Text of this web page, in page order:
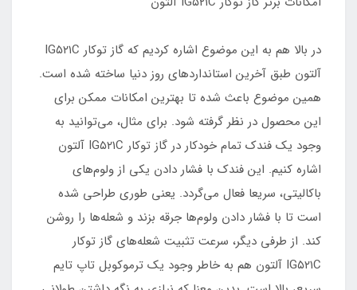
در بالا هم به این موضوع اشاره کردیم که گاز توکار IG۵۲۱C
آلتون طبق آخرین استانداردهای روز دنیا ساخته شده است.
همین موضوع باعث شده تا بهترین امکانات ممکن برای
این محصول در نظر گرفته شود. برای مثال، می‌توانید به
وجود یک فندک تمام خودکار در گاز توکار IG۵۲۱C آلتون
اشاره کنیم. این فندک با فشار دادن یکی از ولوم‌های
باکالیتی، سریعا فعال می‌گردد. یعنی طوری طراحی شده
است تا با فشار دادن ولوم‌ها جرقه بزند و شعله‌ها را روشن
کند. از طرفی دیگر، سرعت تثبیت شعله‌های گاز توکار
IG۵۲۱C آلتون هم به خاطر وجود یک ترموکوبل تاپ تایم